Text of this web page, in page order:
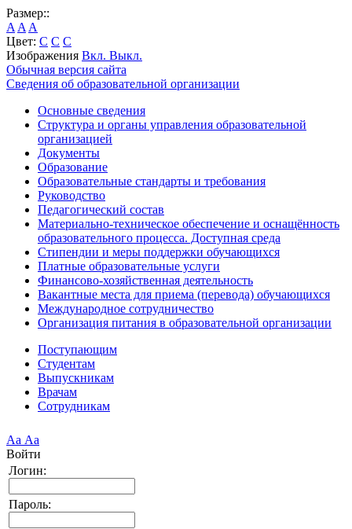
Размер::
A A A
Цвет: C C C
Изображения Вкл. Выкл.
Обычная версия сайта
Сведения об образовательной организации
Основные сведения
Структура и органы управления образовательной
организацией
Документы
Образование
Образовательные стандарты и требования
Руководство
Педагогический состав
Материально-техническое обеспечение и оснащённость
образовательного процесса. Доступная среда
Стипендии и меры поддержки обучающихся
Платные образовательные услуги
Финансово-хозяйственная деятельность
Вакантные места для приема (перевода) обучающихся
Международное сотрудничество
Организация питания в образовательной организации
Поступающим
Студентам
Выпускникам
Врачам
Сотрудникам
Аа Аа
Войти
Логин:
Пароль: